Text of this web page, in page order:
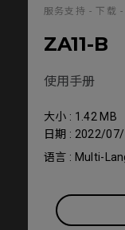
服务支持 - 下载
ZA11-B
使用手册
大小 : 1.42 MB
日期 : 2022/07/
语言 : Multi-